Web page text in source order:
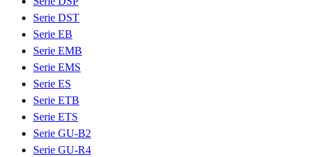
Serie DST
Serie EB
Serie EMB
Serie EMS
Serie ES
Serie ETB
Serie ETS
Serie GU-B2
Serie GU-R4